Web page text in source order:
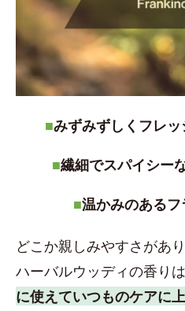
■みずみずしくフレ
■繊細でスパイシー
■温かみのある
どこか親しみやすさがあ
ハーバルウッディの香り
に使えていつものケアに